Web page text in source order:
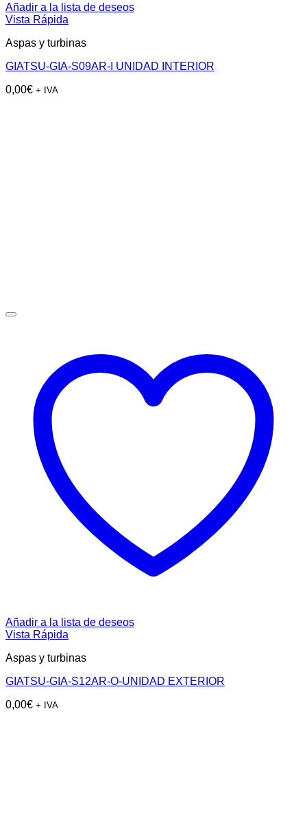
Añadir a la lista de deseos
Vista Rápida
Aspas y turbinas
GIATSU-GIA-S09AR-I UNIDAD INTERIOR
0,00€ + IVA
Añadir a la lista de deseos
Vista Rápida
Aspas y turbinas
GIATSU-GIA-S12AR-O-UNIDAD EXTERIOR
0,00€ + IVA